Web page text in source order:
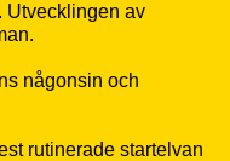
Utvecklingen av
någonsin och
rutinerade startelvan